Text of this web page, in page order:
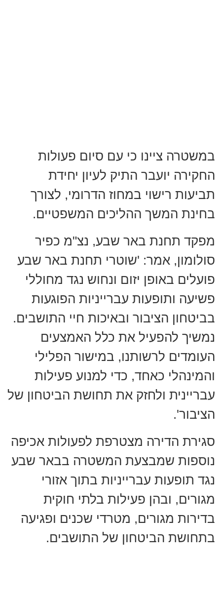
במשטרה ציינו כי עם סיום פעולות
החקירה יועבר התיק לעיון יחידת
תביעות רישוי במחוז הדרומי, לצורך
בחינת המשך ההליכים המשפטיים.
מפקד תחנת באר שבע, נצ"מ כפיר
סולומון, אמר: 'שוטרי תחנת באר שבע
פועלים באופן יזום ונחוש נגד מחוללי
פשיעה ותופעות עברייניות הפוגעות
בביטחון הציבור ובאיכות חיי התושבים.
נמשיך להפעיל את כלל האמצעים
העומדים לרשותנו, במישור הפלילי
והמינהלי כאחד, כדי למנוע פעילות
עבריינית ולחזק את תחושת הביטחון של
הציבור'.
סגירת הדירה מצטרפת לפעולות אכיפה
נוספות שמבצעת המשטרה בבאר שבע
נגד תופעות עברייניות בתוך אזורי
מגורים, ובהן פעילות בלתי חוקית
בדירות מגורים, מטרדי שכנים ופגיעה
בתחושת הביטחון של התושבים.